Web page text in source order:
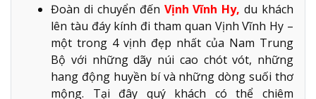
Đoàn di chuyển đến Vịnh Vĩnh Hy, du khách
lên tàu đáy kính đi tham quan Vịnh Vĩnh Hy –
một trong 4 vịnh đẹp nhất của Nam Trung
Bộ với những dãy núi cao chót vót, những
hang động huyền bí và những dòng suối thơ
mộng. Tại đây quý khách có thể chiêm